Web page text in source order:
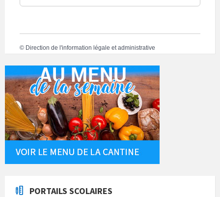
© Direction de l'information légale et administrative
PORTAILS SCOLAIRES